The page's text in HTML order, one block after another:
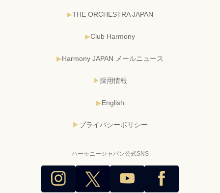
THE ORCHESTRA JAPAN
Club Harmony
Harmony JAPAN メールニュース
採用情報
English
プライバシーポリシー
ハーモニージャパン公式SNS